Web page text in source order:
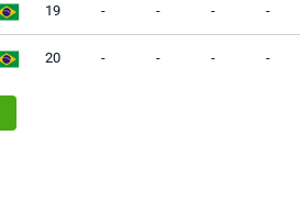
19 - - - -
20 - - - -